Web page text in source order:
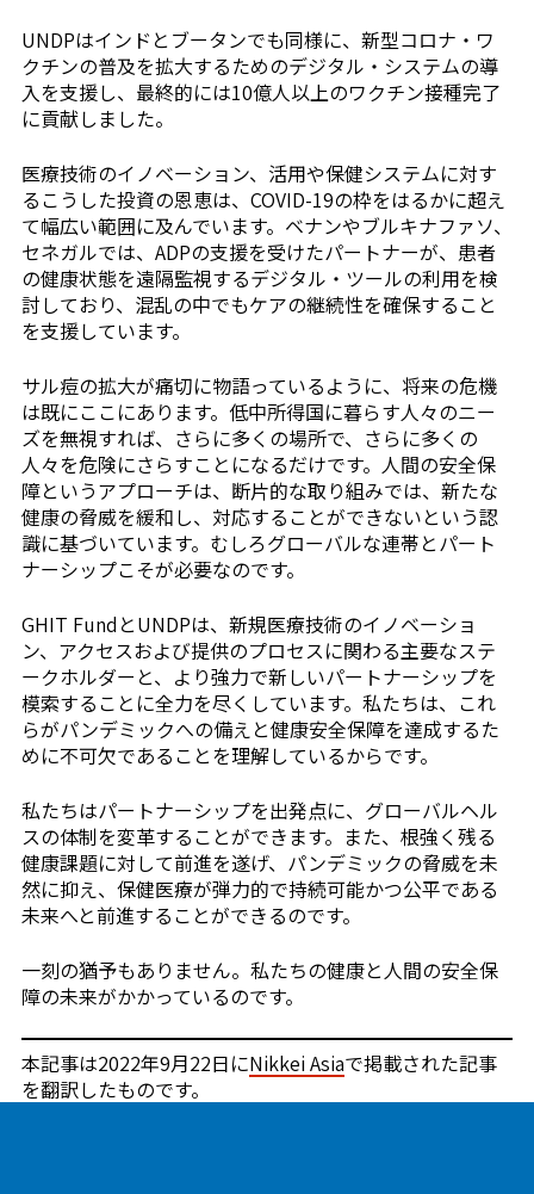
UNDPはインドとブータンでも同様に、新型コロナ・ワ
クチンの普及を拡大するためのデジタル・システムの導
入を支援し、最終的には10億人以上のワクチン接種完了
に貢献しました。
医療技術のイノベーション、活用や保健システムに対す
るこうした投資の恩恵は、COVID-19の枠をはるかに超え
て幅広い範囲に及んでいます。ベナンやブルキナファソ、
セネガルでは、ADPの支援を受けたパートナーが、患者
の健康状態を遠隔監視するデジタル・ツールの利用を検
討しており、混乱の中でもケアの継続性を確保すること
を支援しています。
サル痘の拡大が痛切に物語っているように、将来の危機
は既にここにあります。低中所得国に暮らす人々のニー
ズを無視すれば、さらに多くの場所で、さらに多くの
人々を危険にさらすことになるだけです。人間の安全保
障というアプローチは、断片的な取り組みでは、新たな
健康の脅威を緩和し、対応することができないという認
識に基づいています。むしろグローバルな連帯とパート
ナーシップこそが必要なのです。
GHIT FundとUNDPは、新規医療技術のイノベーショ
ン、アクセスおよび提供のプロセスに関わる主要なステ
ークホルダーと、より強力で新しいパートナーシップを
模索することに全力を尽くしています。私たちは、これ
らがパンデミックへの備えと健康安全保障を達成するた
めに不可欠であることを理解しているからです。
私たちはパートナーシップを出発点に、グローバルヘル
スの体制を変革することができます。また、根強く残る
健康課題に対して前進を遂げ、パンデミックの脅威を未
然に抑え、保健医療が弾力的で持続可能かつ公平である
未来へと前進することができるのです。
一刻の猶予もありません。私たちの健康と人間の安全保
障の未来がかかっているのです。
本記事は2022年9月22日にNikkei Asiaで掲載された記事
を翻訳したものです。